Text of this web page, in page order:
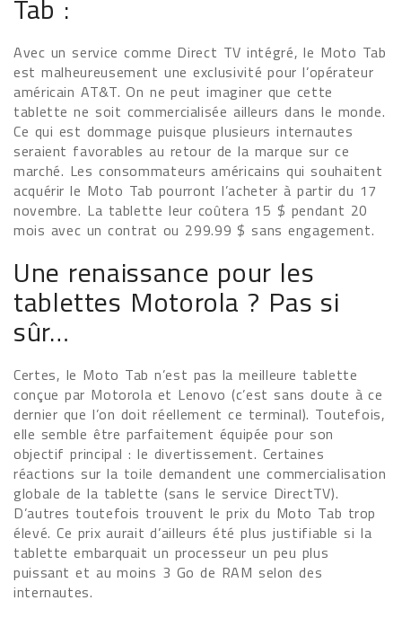
Tab :
Avec un service comme Direct TV intégré, le Moto Tab
est malheureusement une exclusivité pour l’opérateur
américain AT&T. On ne peut imaginer que cette
tablette ne soit commercialisée ailleurs dans le monde.
Ce qui est dommage puisque plusieurs internautes
seraient favorables au retour de la marque sur ce
marché. Les consommateurs américains qui souhaitent
acquérir le Moto Tab pourront l’acheter à partir du 17
novembre. La tablette leur coûtera 15 $ pendant 20
mois avec un contrat ou 299.99 $ sans engagement.
Une renaissance pour les
tablettes Motorola ? Pas si
sûr…
Certes, le Moto Tab n’est pas la meilleure tablette
conçue par Motorola et Lenovo (c’est sans doute à ce
dernier que l’on doit réellement ce terminal). Toutefois,
elle semble être parfaitement équipée pour son
objectif principal : le divertissement. Certaines
réactions sur la toile demandent une commercialisation
globale de la tablette (sans le service DirectTV).
D’autres toutefois trouvent le prix du Moto Tab trop
élevé. Ce prix aurait d’ailleurs été plus justifiable si la
tablette embarquait un processeur un peu plus
puissant et au moins 3 Go de RAM selon des
internautes.